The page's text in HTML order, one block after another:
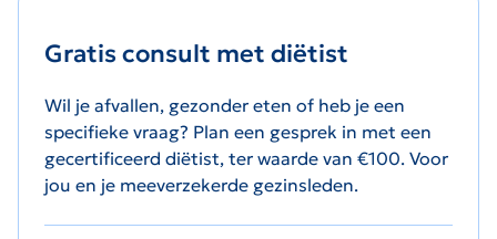
Gratis consult met diëtist
Wil je afvallen, gezonder eten of heb je een
specifieke vraag? Plan een gesprek in met een
gecertificeerd diëtist, ter waarde van €100. Voor
jou en je meeverzekerde gezinsleden.